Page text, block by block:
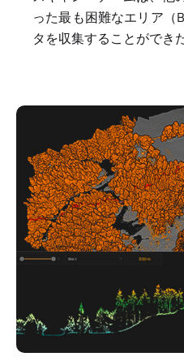
った最も困難なエリア（
タを収集することができ